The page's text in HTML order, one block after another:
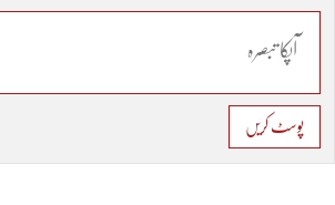
پوسٹ کریں